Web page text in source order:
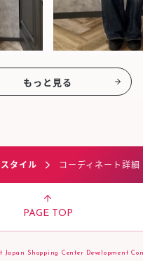
もっと見る
タイル コーディネート詳細
PAGE TOP
Japan Shopping Center Development